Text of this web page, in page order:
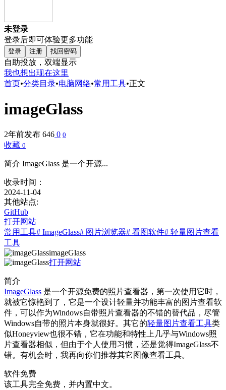
未登录
登录后即可体验更多功能
登录 注册 找回密码
自助投放，双端显示
我也想出现在这里
首页•分类目录•电脑网络•常用工具•正文
imageGlass
2年前发布 646 0 0
收藏 0
简介 ImageGlass 是一个开源...
收录时间：
2024-11-04
其他站点:
GitHub
打开网站
常用工具# ImageGlass# 图片浏览器# 看图软件# 轻量图片查看
工具
imageGlass
打开网站
简介
ImageGlass 是一个开源免费的照片查看器，第一次使用它时，
就被它惊艳到了，它是一个设计轻量并功能丰富的图片查看软
件，可以作为Windows自带照片查看器的不错的替代品，尽管
Windows自带的照片本身就很好。其它的轻量图片查看工具类
似Honeyview也很不错，它在功能和特性上几乎与Windows照
片查看器相似，但由于个人使用习惯，还是觉得ImageGlass不
错。有机会时，我再向你们推荐其它图像查看工具。
软件免费
该工具完全免费，并内置中文。